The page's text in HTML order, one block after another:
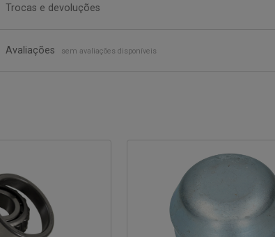
Trocas e devoluções
Avaliações sem avaliações disponíveis